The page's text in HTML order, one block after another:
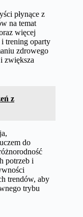
płynące z
na temat
więcej
i trening oparty
zdrowego
zwiększa
z
do
potrzeb i
trendów, aby
trybu